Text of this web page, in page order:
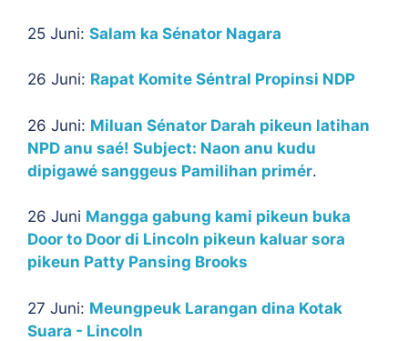
25 Juni: Salam ka Sénator Nagara
26 Juni: Rapat Komite Séntral Propinsi NDP
26 Juni: Miluan Sénator Darah pikeun latihan
NPD anu saé! Subject: Naon anu kudu
dipigawé sanggeus Pamilihan primér.
26 Juni Mangga gabung kami pikeun buka
Door to Door di Lincoln pikeun kaluar sora
pikeun Patty Pansing Brooks
27 Juni: Meungpeuk Larangan dina Kotak
Suara - Lincoln